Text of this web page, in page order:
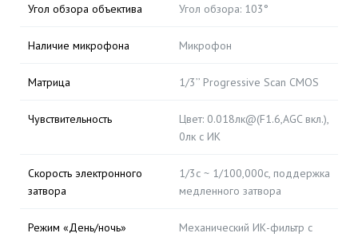
Угол обзора объектива Угол обзора: 103°
Наличие микрофона Микрофон
Матрица 1/3’’ Progressive Scan CMOS
Чувствительность
Цвет: 0.018лк@(F1.6,AGC вкл.),
0лк с ИК
Скорость электронного
затвора
1/3с ~ 1/100,000с, поддержка
медленного затвора
Режим «День/ночь»
Механический ИК-фильтр с